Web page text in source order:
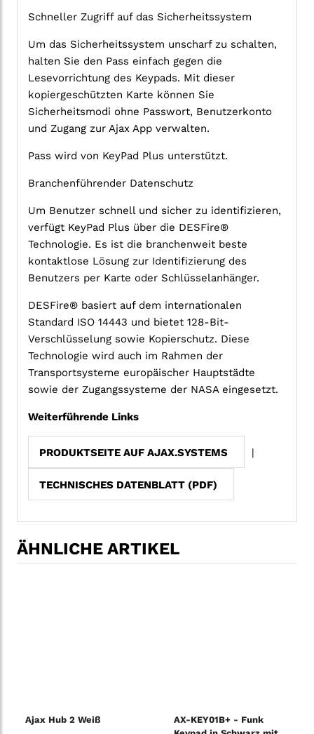
Schneller Zugriff auf das Sicherheitssystem
Um das Sicherheitssystem unscharf zu schalten,
halten Sie den Pass einfach gegen die
Lesevorrichtung des Keypads. Mit dieser
kopiergeschützten Karte können Sie
Sicherheitsmodi ohne Passwort, Benutzerkonto
und Zugang zur Ajax App verwalten.
Pass wird von KeyPad Plus unterstützt.
Branchenführender Datenschutz
Um Benutzer schnell und sicher zu identifizieren,
verfügt KeyPad Plus über die DESFire®
Technologie. Es ist die branchenweit beste
kontaktlose Lösung zur Identifizierung des
Benutzers per Karte oder Schlüsselanhänger.
DESFire® basiert auf dem internationalen
Standard ISO 14443 und bietet 128-Bit-
Verschlüsselung sowie Kopierschutz. Diese
Technologie wird auch im Rahmen der
Transportsysteme europäischer Hauptstädte
sowie der Zugangssysteme der NASA eingesetzt.
Weiterführende Links
PRODUKTSEITE AUF AJAX.SYSTEMS
TECHNISCHES DATENBLATT (PDF)
ÄHNLICHE ARTIKEL
Ajax Hub 2 Weiß
AX-KEY01B+ - Funk